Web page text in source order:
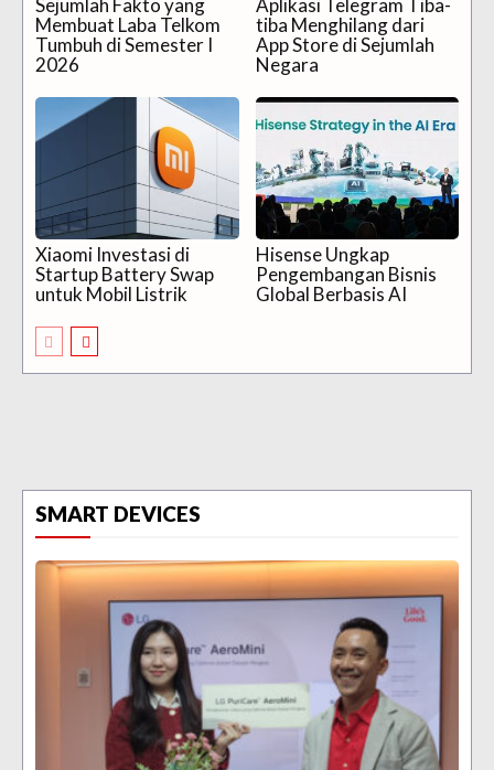
Sejumlah Fakto yang
Membuat Laba Telkom
Tumbuh di Semester I
2026
Aplikasi Telegram Tiba-
tiba Menghilang dari
App Store di Sejumlah
Negara
Xiaomi Investasi di
Startup Battery Swap
untuk Mobil Listrik
Hisense Ungkap
Pengembangan Bisnis
Global Berbasis AI
SMART DEVICES